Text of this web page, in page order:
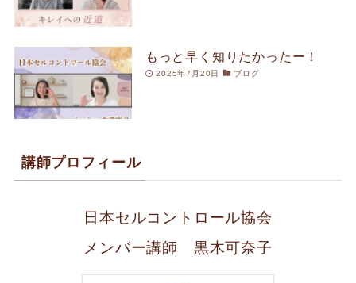
もっと早く知りたかったー！
2025年7月20日 ブログ
講師プロフィール
日本セルコントロール協会
メンバー講師 黒木可奈子